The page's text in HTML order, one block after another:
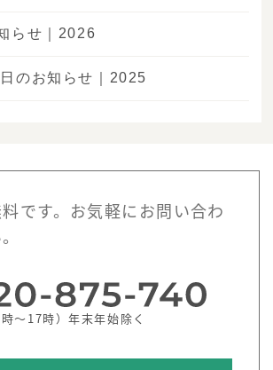
らせ｜2026
のお知らせ｜2025
です。お気軽にお問い合わ
～17時）年末年始除く